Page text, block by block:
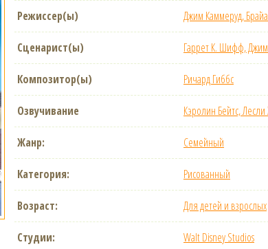
Режиссер(ы) Джим Каммеруд,
Сценарист(ы) Гаррет К. Шифф,
Композитор(ы) Ричард Гиббс
Озвучивание Кэролин Бейтс,
Жанр: Семейный
Категория: Рисованный
Возраст: Для детей и взрослых
Студии: Walt Disney Studios